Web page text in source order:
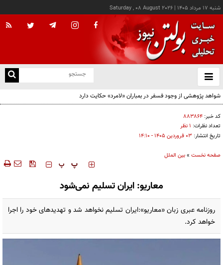
شنبه ۱۷ مرداد ۱۴۰۵ |
Saturday , 08 August 2026
باز
و
کد خبر: ۸۸۳۸۶۴
تعداد نظرات: ۱ نظر
تاریخ انتشار: ۰۳ فروردين ۱۴۰۵ - ۱۴:۱۰
صفحه نخست »بین الملل
‍‍‍ پ پ
معاریو: ایران تسلیم نمی‌شود
روزنامه عبری زبان «معاریو»:ایران تسلیم نخواهد شد و تهدیدهای خود را اجرا
خواهد کرد.